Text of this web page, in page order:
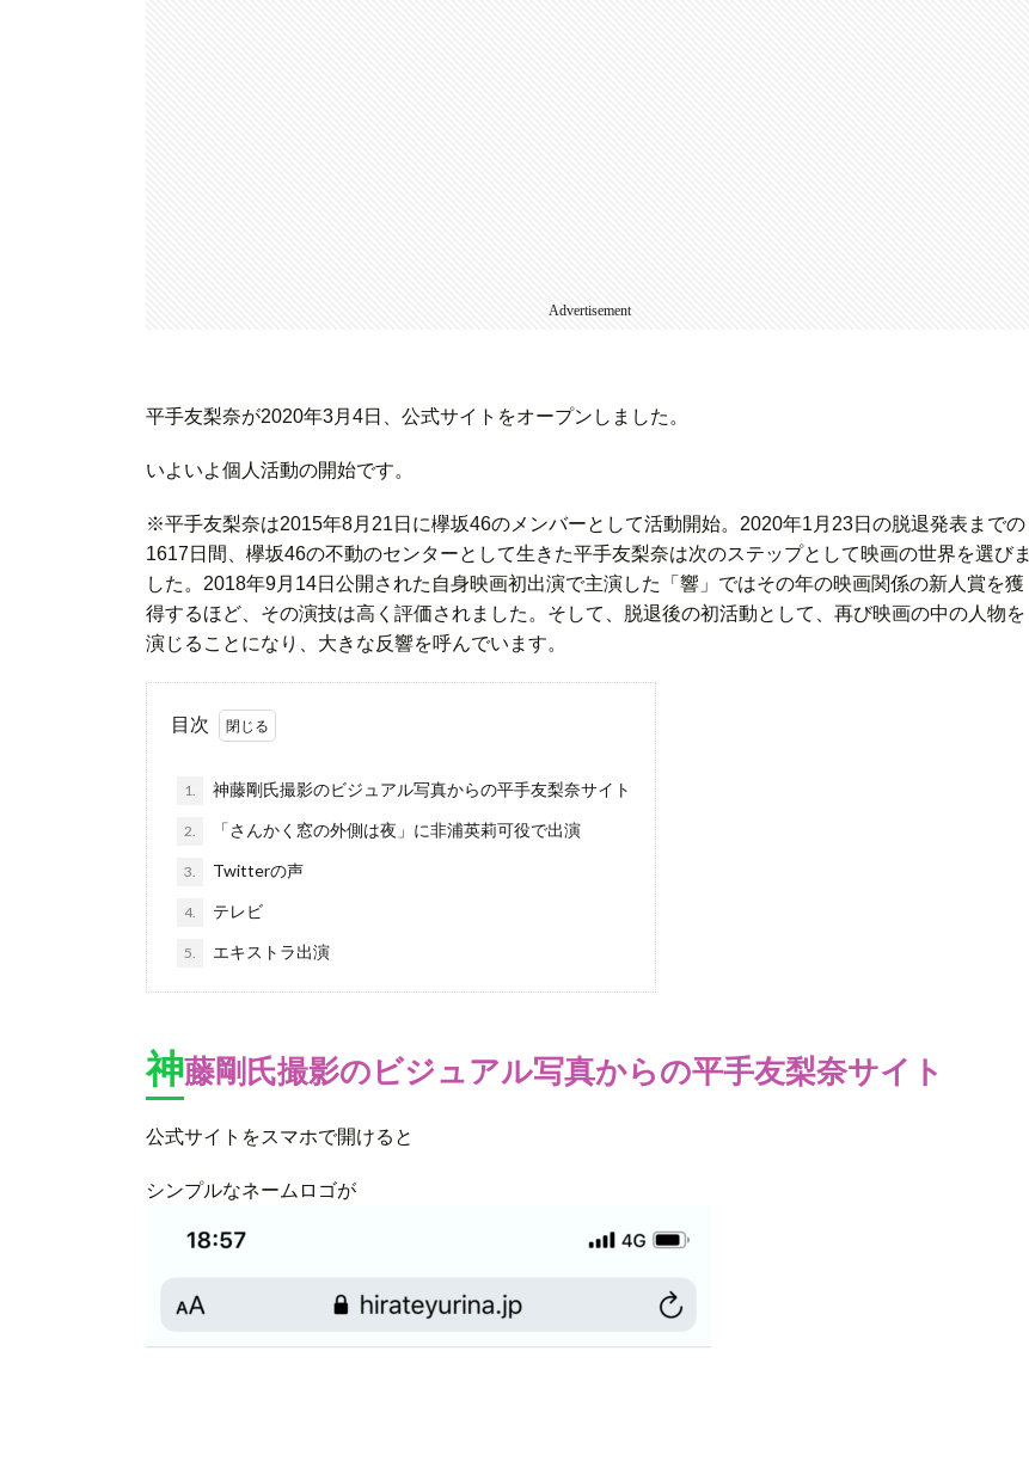
Advertisement
平手友梨奈が2020年3月4日、公式サイトをオープンしました。
いよいよ個人活動の開始です。
※平手友梨奈は2015年8月21日に欅坂46のメンバーとして活動開始。2020年1月23日の脱退発表までの
1617日間、欅坂46の不動のセンターとして生きた平手友梨奈は次のステップとして映画の世界を選びま
した。2018年9月14日公開された自身映画初出演で主演した「響」ではその年の映画関係の新人賞を獲
得するほど、その演技は高く評価されました。そして、脱退後の初活動として、再び映画の中の人物を
演じることになり、大きな反響を呼んでいます。
目次
1. 神藤剛氏撮影のビジュアル写真からの平手友梨奈サイト
2. 「さんかく窓の外側は夜」に非浦英莉可役で出演
3. Twitterの声
4. テレビ
5. エキストラ出演
神藤剛氏撮影のビジュアル写真からの平手友梨奈サイト
公式サイトをスマホで開けると
シンプルなネームロゴが